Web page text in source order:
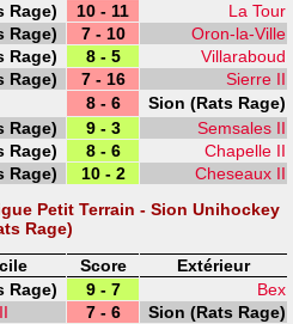
Rage) 10 - 11
La Tour
Rage) 7 - 10
Oron-la-Ville
Rage) 8 - 5
Villaraboud
Rage) 7 - 16
Sierre II
8 - 6
Sion (Rats Rage)
Rage) 9 - 3
Semsales II
Rage) 8 - 6
Chapelle II
Rage) 10 - 2
Cheseaux II
Petit Terrain - Sion Unihockey
Rage)
Score
Extérieur
Rage) 9 - 7
Bex
7 - 6
Sion (Rats Rage)